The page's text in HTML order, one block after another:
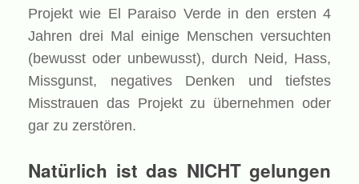
Projekt wie El Paraiso Verde in den ersten 4
Jahren drei Mal einige Menschen versuchten
(bewusst oder unbewusst), durch Neid, Hass,
Missgunst, negatives Denken und tiefstes
Misstrauen das Projekt zu übernehmen oder
gar zu zerstören.
Natürlich ist das NICHT gelungen